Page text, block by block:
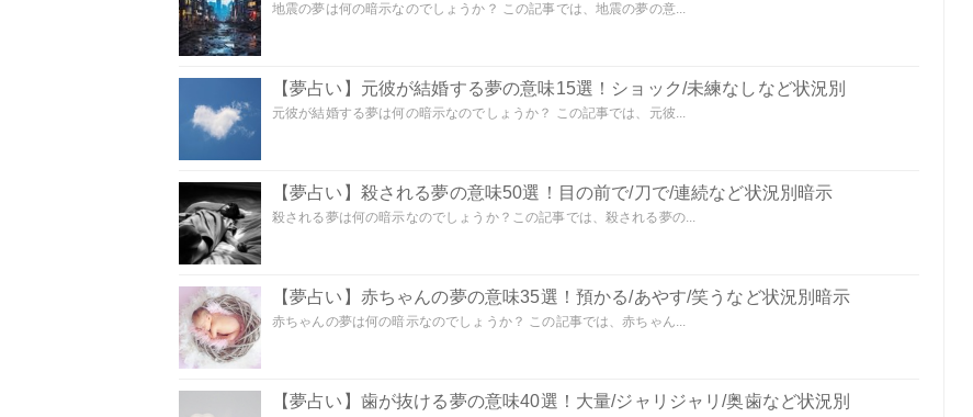
地震の夢は何の暗示なのでしょうか？ この記事では、地震の夢の意...
【夢占い】元彼が結婚する夢の意味15選！ショック/未練なしなど状況別
元彼が結婚する夢は何の暗示なのでしょうか？ この記事では、元彼...
【夢占い】殺される夢の意味50選！目の前で/刀で/連続など状況別暗示
殺される夢は何の暗示なのでしょうか？この記事では、殺される夢の...
【夢占い】赤ちゃんの夢の意味35選！預かる/あやす/笑うなど状況別暗示
赤ちゃんの夢は何の暗示なのでしょうか？ この記事では、赤ちゃん...
【夢占い】歯が抜ける夢の意味40選！大量/ジャリジャリ/奥歯など状況別